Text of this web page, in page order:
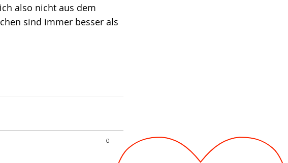
also nicht aus dem
sind immer besser als
0